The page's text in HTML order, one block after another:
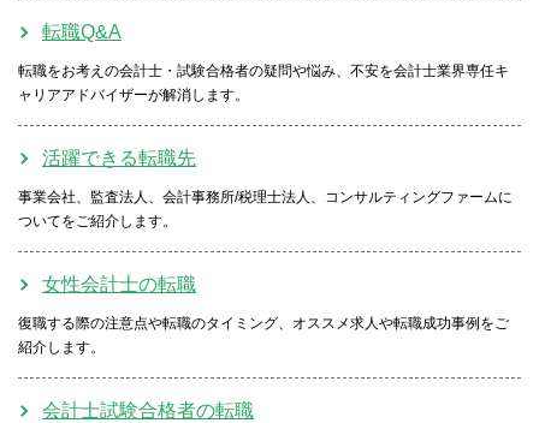
転職Q&A
転職をお考えの会計士・試験合格者の疑問や悩み、不安を会計士業界専任キ
ャリアアドバイザーが解消します。
活躍できる転職先
事業会社、監査法人、会計事務所/税理士法人、コンサルティングファームに
ついてをご紹介します。
女性会計士の転職
復職する際の注意点や転職のタイミング、オススメ求人や転職成功事例をご
紹介します。
会計士試験合格者の転職